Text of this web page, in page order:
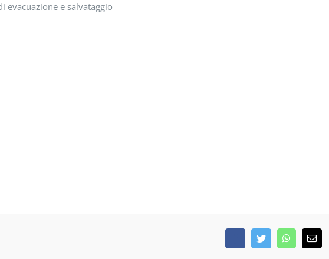
evacuazione e salvataggio
FacebookTwitterWhatsApp
Email